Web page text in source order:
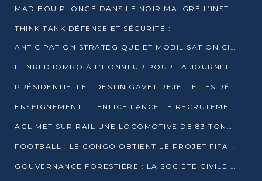
MADIBOU PLONGÉ DANS LE NOIR MALGRÉ L’INSTALLATION D’UN NOUVEAU TRANSFORMATEUR
THINK TANK DÉFENSE ET SÉCURITÉ :
ANTICIPATION STRATÉGIQUE ET MOBILISATION CITOYENNE POUR NOTRE SOUVERAINETÉ NATIONALE
HENRI DJOMBO À L’HONNEUR POUR LA JOURNÉE MONDIALE DU THÉÂTRE
PRÉSIDENTIELLE : DESTIN GAVET REJETTE LES RÉSULTATS ET APPELLE À UN DIALOGUE NATIONAL
ENSEIGNEMENT : L’ENFICE LANCE LE RECRUTEMENT DE SA PREMIÈRE PROMOTION DE PROFESSEURS DES ÉCOLES
AGL MET SUR RAIL UNE LOCOMOTIVE DE 83 TONNES À POINTE-NOIRE
FOOTBALL : LE CONGO OBTIENT LE PROJET FIFA ARENA POUR SES 15 DÉPARTEMENTS
GOUVERNANCE FORESTIÈRE : LA SOCIÉTÉ CIVILE CONGOLAISE AFFICHE SES PRIORITÉS POUR 2026